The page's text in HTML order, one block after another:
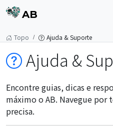
AB
Topo Ajuda & Suporte
Ajuda &
Encontre guias, dicas e
máximo o AB. Navegue
precisa.